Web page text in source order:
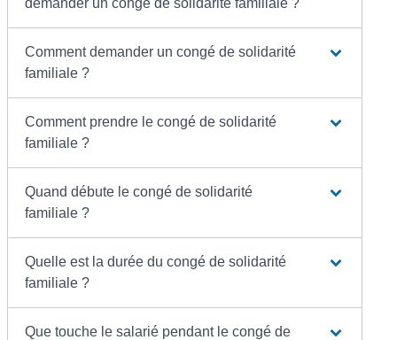
Comment demander un congé de solidarité
familiale ?
Comment prendre le congé de solidarité
familiale ?
Quand débute le congé de solidarité
familiale ?
Quelle est la durée du congé de solidarité
familiale ?
Que touche le salarié pendant le congé de